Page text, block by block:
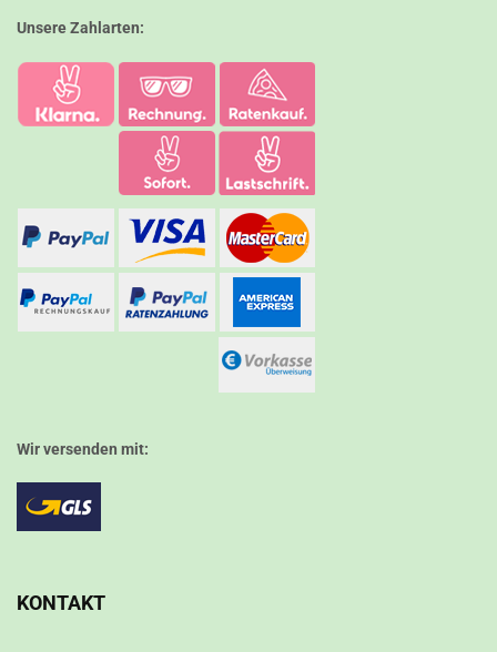
Unsere Zahlarten:
Wir versenden mit:
KONTAKT